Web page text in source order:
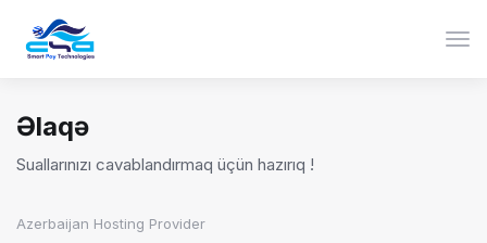
Əlaqə
Suallarınızı cavablandırmaq üçün hazırıq !
Azerbaijan Hosting Provider